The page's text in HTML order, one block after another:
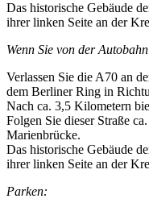
Das historische Gebäude
ihrer linken Seite an der
Wenn Sie von der
Verlassen Sie die A70 an
dem Berliner Ring in
Nach ca. 3,5 Kilometern
Folgen Sie dieser Straße
Marienbrücke.
Das historische Gebäude
ihrer linken Seite an der
Parken: